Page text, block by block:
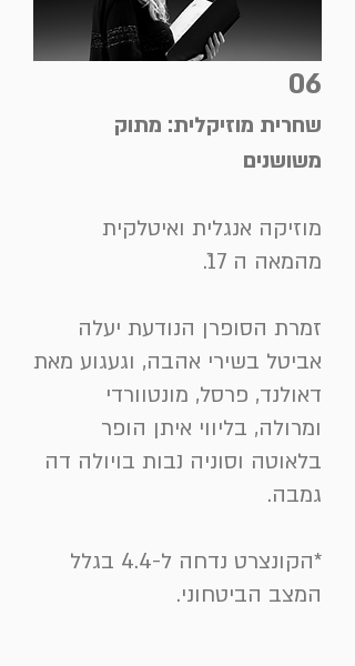
06
שחרית מוזיקלית: מתוק
משושנים
מוזיקה אנגלית ואיטלקית
מהמאה ה 17.ֿ
זמרת הסופרן הנודעת יעלה
אביטל בשירי אהבה, וגעגוע מאת
דאולנד, פרסל, מונטוורדי
ומרולה, בליווי איתן הופר
בלאוטה וסוניה נבות בויולה דה
גמבה.
*
הקונצרט נדחה ל-4.4 בגלל
המצב הביטחוני.